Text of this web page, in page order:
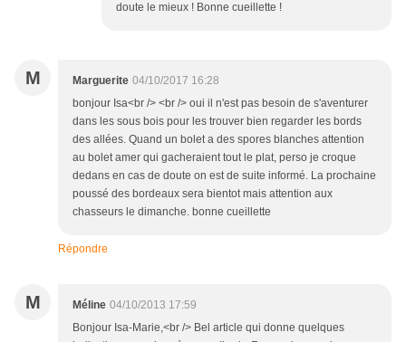
doute le mieux ! Bonne cueillette !
M Marguerite 04/10/2017 16:28
bonjour Isa<br /> <br /> oui il n'est pas besoin de s'aventurer
dans les sous bois pour les trouver bien regarder les bords
des allées. Quand un bolet a des spores blanches attention
au bolet amer qui gacheraient tout le plat, perso je croque
dedans en cas de doute on est de suite informé. La prochaine
poussé des bordeaux sera bientot mais attention aux
chasseurs le dimanche. bonne cueillette
Répondre
M Méline 04/10/2013 17:59
Bonjour Isa-Marie,<br /> Bel article qui donne quelques